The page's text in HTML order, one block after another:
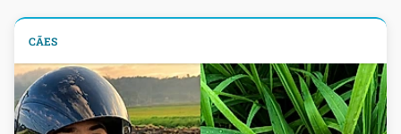
CÃES